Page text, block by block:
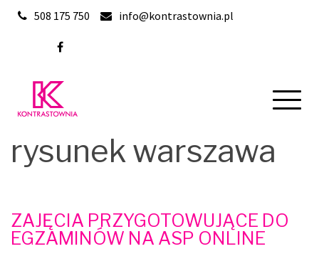
Skip
508 175 750 info@kontrastownia.pl
rysunek warszawa
ZAJĘCIA PRZYGOTOWUJĄCE DO
EGZAMINÓW NA ASP ONLINE